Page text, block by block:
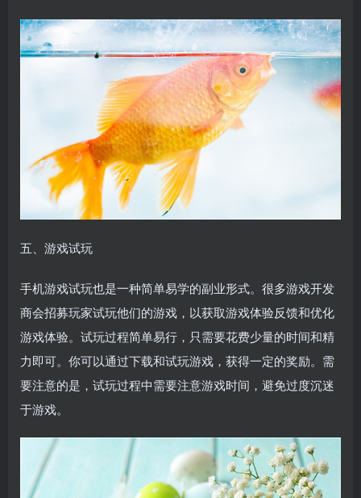
五、游戏试玩
手机游戏试玩也是一种简单易学的副业形式。很多游戏开发
商会招募玩家试玩他们的游戏，以获取游戏体验反馈和优化
游戏体验。试玩过程简单易行，只需要花费少量的时间和精
力即可。你可以通过下载和试玩游戏，获得一定的奖励。需
要注意的是，试玩过程中需要注意游戏时间，避免过度沉迷
于游戏。